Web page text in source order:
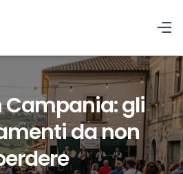
Campania: gli
da non